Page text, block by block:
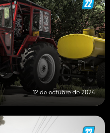
12 de octubre de 2024